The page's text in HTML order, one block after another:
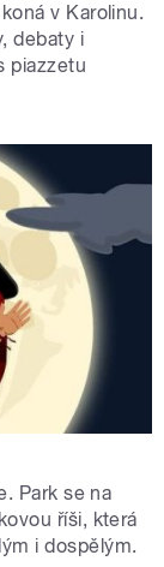
v Karolinu.
debaty i
piazzetu
Park se na
říši, která
i dospělým.